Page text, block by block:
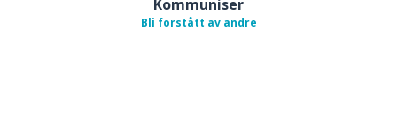
Kommuniser
Bli forstått av andre